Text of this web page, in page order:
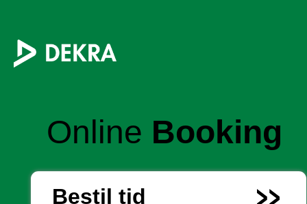
Online Booking
Bestil tid